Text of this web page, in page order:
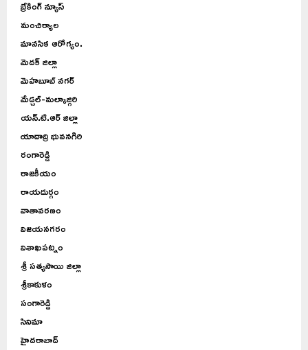
బ్రేకింగ్ న్యూస్
మంచిర్యాల
మానసిక ఆరోగ్యం.
మెదక్ జిల్లా
మెహబూబ్ నగర్
మేడ్చల్-మల్కాజ్గిరి
యన్.టి.ఆర్ జిల్లా
యాదాద్రి భువనగిరి
రంగారెడ్డి
రాజకీయం
రాయదుర్గం
వాతావరణం
విజయనగరం
విశాఖపట్నం
శ్రీ సత్యసాయి జిల్లా
శ్రీకాకుళం
సంగారెడ్డి
సినిమా
హైదరాబాద్